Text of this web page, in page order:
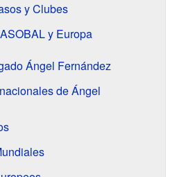
y Clubes
y Europa
Ángel Fernández
de Ángel